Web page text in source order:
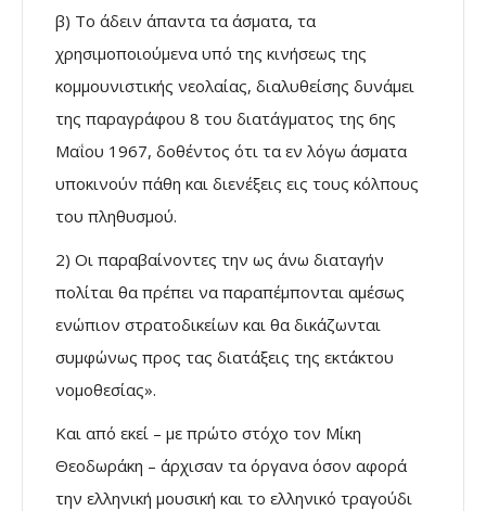
β) Το άδειν άπαντα τα άσματα, τα
χρησιμοποιούμενα υπό της κινήσεως της
κομμουνιστικής νεολαίας, διαλυθείσης δυνάμει
της παραγράφου 8 του διατάγματος της 6ης
Μαΐου 1967, δοθέντος ότι τα εν λόγω άσματα
υποκινούν πάθη και διενέξεις εις τους κόλπους
του πληθυσμού.
2) Οι παραβαίνοντες την ως άνω διαταγήν
πολίται θα πρέπει να παραπέμπονται αμέσως
ενώπιον στρατοδικείων και θα δικάζωνται
συμφώνως προς τας διατάξεις της εκτάκτου
νομοθεσίας».
Και από εκεί – με πρώτο στόχο τον Μίκη
Θεοδωράκη – άρχισαν τα όργανα όσον αφορά
την ελληνική μουσική και το ελληνικό τραγούδι